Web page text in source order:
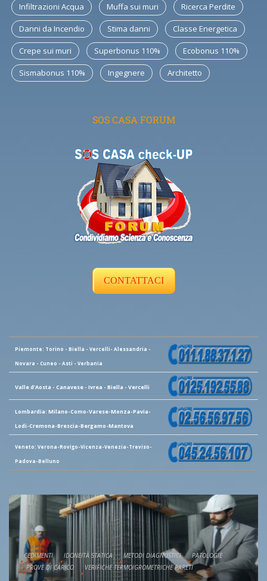
Infiltrazioni Acqua Muffa sui muri Ricerca Perdite
Danni da Incendio Stima danni Classe Energetica
Crepe sui muri Superbonus 110% Ecobonus 110%
Sismabonus 110% Ingegnere Architetto
SOS CASA FORUM
CONTATTACI
Piemonte: Torino - Biella - Vercelli- Alessandria -
Novara - Cuneo - Asti - Verbania
Valle d'Aosta - Canavese - Ivrea - Biella - Vercelli
Lombardia: Milano-Como-Varese-Monza-Pavia-
Lodi-Cremona-Brescia-Bergamo-Mantova
Veneto: Verona-Rovigo-Vicenza-Venezia-Treviso-
Padova-Belluno
CEDIMENTI IDONEITÀ STATICA METODI DIAGNOSTICI
PATOLOGIE
PROVE DI CARICO
VERIFICHE TERMOIGROMETRICHE PARETI